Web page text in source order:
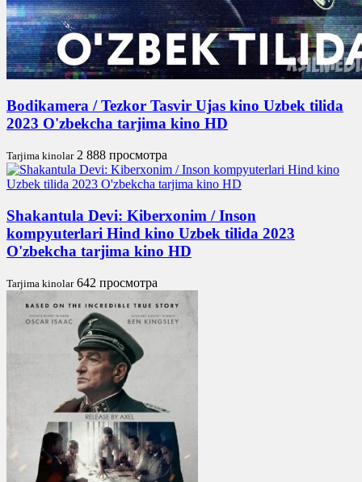
Bodikamera / Tezkor Tasvir Ujas kino Uzbek tilida
2023 O'zbekcha tarjima kino HD
Tarjima kinolar 2 888 просмотра
Shakantula Devi: Kiberxonim / Inson
kompyuterlari Hind kino Uzbek tilida 2023
O'zbekcha tarjima kino HD
Tarjima kinolar 642 просмотра